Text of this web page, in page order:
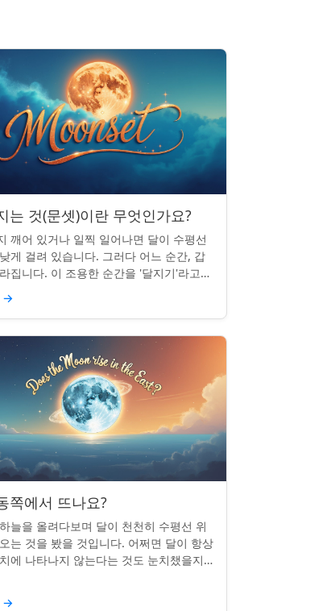
는 것(문셋)이란 무엇인가요?
깨어 있거나 일찍 일어나면 달이 수평선
게 걸려 있습니다. 그러다 어느 순간, 갑
집니다. 이 조용한 순간을 '달지기'라고
. 매일 일어나지만 대부분의 사람들은 놓
다. 핵심 ...
→
쪽에서 뜨나요?
늘을 올려다보며 달이 천천히 수평선 위
는 것을 봤을 것입니다. 어쩌면 달이 항상
에 나타나지 않는다는 것도 눈치챘을지
→